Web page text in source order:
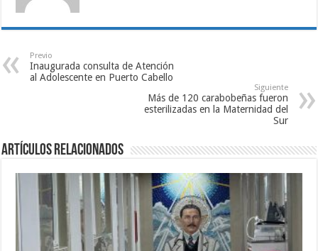
Previo
Inaugurada consulta de Atención
al Adolescente en Puerto Cabello
Siguiente
Más de 120 carabobeñas fueron
esterilizadas en la Maternidad del
Sur
Artículos relacionados